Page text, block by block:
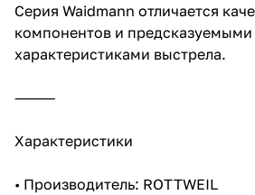
Серия Waidmann отличается
компонентов и предсказуемыми
характеристиками выстрела.
⸻
Характеристики
• Производитель: ROTTWEIL